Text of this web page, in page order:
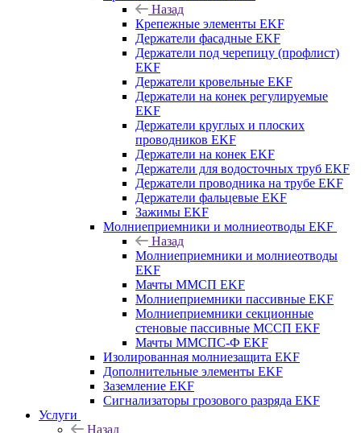
Назад
Крепежные элементы EKF
Держатели фасадные EKF
Держатели под черепицу (профлист)
EKF
Держатели кровельные EKF
Держатели на конек регулируемые
EKF
Держатели круглых и плоских
проводников EKF
Держатели на конек EKF
Держатели для водосточных труб EKF
Держатели проводника на трубе EKF
Держатели фальцевые EKF
Зажимы EKF
Молниеприемники и молниеотводы EKF
Назад
Молниеприемники и молниеотводы
EKF
Мачты ММСП EKF
Молниеприемники пассивные EKF
Молниеприемники секционные
стеновые пассивные МССП EKF
Мачты ММСПС-Ф EKF
Изолированная молниезащита EKF
Дополнительные элементы EKF
Заземление EKF
Сигнализаторы грозового разряда EKF
Услуги
Назад